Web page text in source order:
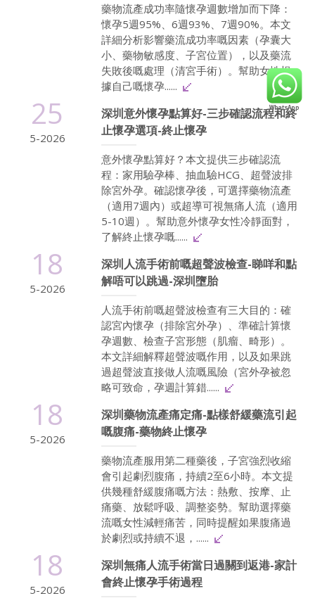
藥物流產成功率隨懷孕週數增加而下降：
懷孕5週95%、6週93%、7週90%。本文
詳細分析影響藥流成功率嘅因素（孕囊大
小、藥物敏感度、子宮位置），以及藥流
失敗後嘅處理（清宮手術）。幫助女性根
據自己嘅懷孕......
25
5-2026
深圳意外懷孕點算好-三步確認流程和終
止懷孕選項-終止懷孕
意外懷孕點算好？本文提供三步確認流
程：家用驗孕棒、抽血驗HCG、超聲波排
除宮外孕。確認懷孕後，可選擇藥物流產
（適用7週內）或超導可視無痛人流（適用
5-10週）。幫助意外懷孕女性冷靜面對，
了解終止懷孕嘅......
18
5-2026
深圳人流手術前嘅超聲波檢查-睇咩和點
解唔可以跳過-深圳墮胎
人流手術前嘅超聲波檢查有三大目的：確
認宮內懷孕（排除宮外孕）、準確計算懷
孕週數、檢查子宮形態（肌瘤、畸形）。
本文詳細解釋超聲波嘅作用，以及如果跳
過超聲波直接做人流嘅風險（宮外孕被忽
略可致命，孕週計算錯......
18
5-2026
深圳藥物流產痛定痛-點樣舒緩藥流引起
嘅腹痛-藥物終止懷孕
藥物流產服用第二種藥後，子宮強烈收縮
會引起劇烈腹痛，持續2至6小時。本文提
供幾種舒緩腹痛嘅方法：熱敷、按摩、止
痛藥、放鬆呼吸、調整姿勢。幫助選擇藥
流嘅女性減輕痛苦，同時提醒如果腹痛過
於劇烈或持續不退，......
18
5-2026
深圳無痛人流手術當日過關到返港-家計
會終止懷孕手術過程